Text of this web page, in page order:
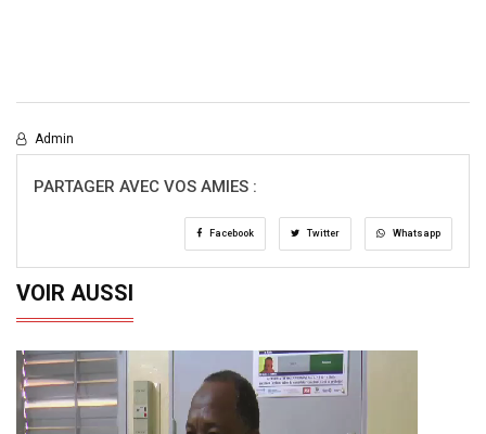
Admin
PARTAGER AVEC VOS AMIES :
Facebook Twitter Whatsapp
VOIR AUSSI